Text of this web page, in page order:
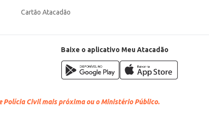
Cartão Atacadão
Baixe o aplicativo Meu Atacadão
Polícia Civil mais próxima ou o Ministério Público.